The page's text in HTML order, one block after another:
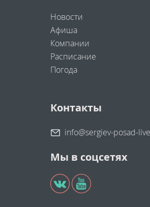
Новости
Афиша
Компании
Расписание
Погода
Контакты
info@sergiev-posad-
Мы в соцсетях